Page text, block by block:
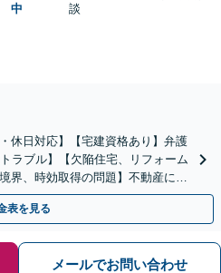
中
談
休日対応】【宅建資格あり】弁護
ラブル】【欠陥住宅、リフォーム
界、時効取得の問題】不動産に関
験あり。
表を見る
メールでお問い合わせ